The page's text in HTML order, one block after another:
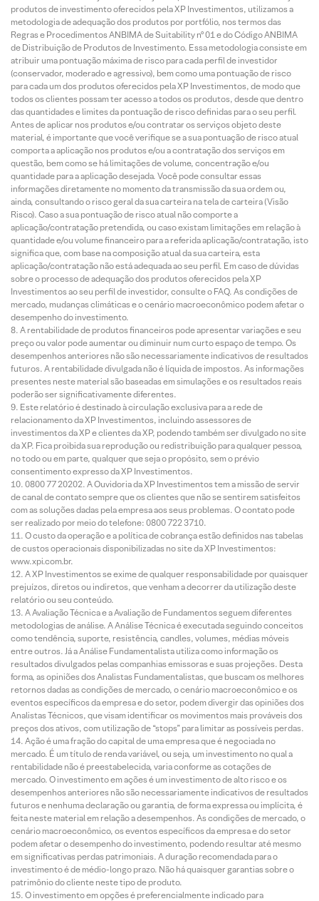
produtos de investimento oferecidos pela XP Investimentos, utilizamos a
metodologia de adequação dos produtos por portfólio, nos termos das
Regras e Procedimentos ANBIMA de Suitability nº 01 e do Código ANBIMA
de Distribuição de Produtos de Investimento. Essa metodologia consiste em
atribuir uma pontuação máxima de risco para cada perfil de investidor
(conservador, moderado e agressivo), bem como uma pontuação de risco
para cada um dos produtos oferecidos pela XP Investimentos, de modo que
todos os clientes possam ter acesso a todos os produtos, desde que dentro
das quantidades e limites da pontuação de risco definidas para o seu perfil.
Antes de aplicar nos produtos e/ou contratar os serviços objeto deste
material, é importante que você verifique se a sua pontuação de risco atual
comporta a aplicação nos produtos e/ou a contratação dos serviços em
questão, bem como se há limitações de volume, concentração e/ou
quantidade para a aplicação desejada. Você pode consultar essas
informações diretamente no momento da transmissão da sua ordem ou,
ainda, consultando o risco geral da sua carteira na tela de carteira (Visão
Risco). Caso a sua pontuação de risco atual não comporte a
aplicação/contratação pretendida, ou caso existam limitações em relação à
quantidade e/ou volume financeiro para a referida aplicação/contratação, isto
significa que, com base na composição atual da sua carteira, esta
aplicação/contratação não está adequada ao seu perfil. Em caso de dúvidas
sobre o processo de adequação dos produtos oferecidos pela XP
Investimentos ao seu perfil de investidor, consulte o FAQ. As condições de
mercado, mudanças climáticas e o cenário macroeconômico podem afetar o
desempenho do investimento.
A rentabilidade de produtos financeiros pode apresentar variações e seu
preço ou valor pode aumentar ou diminuir num curto espaço de tempo. Os
desempenhos anteriores não são necessariamente indicativos de resultados
futuros. A rentabilidade divulgada não é líquida de impostos. As informações
presentes neste material são baseadas em simulações e os resultados reais
poderão ser significativamente diferentes.
Este relatório é destinado à circulação exclusiva para a rede de
relacionamento da XP Investimentos, incluindo assessores de
investimentos da XP e clientes da XP, podendo também ser divulgado no site
da XP. Fica proibida sua reprodução ou redistribuição para qualquer pessoa,
no todo ou em parte, qualquer que seja o propósito, sem o prévio
consentimento expresso da XP Investimentos.
0800 77 20202. A Ouvidoria da XP Investimentos tem a missão de servir
de canal de contato sempre que os clientes que não se sentirem satisfeitos
com as soluções dadas pela empresa aos seus problemas. O contato pode
ser realizado por meio do telefone: 0800 722 3710.
O custo da operação e a política de cobrança estão definidos nas tabelas
de custos operacionais disponibilizadas no site da XP Investimentos:
www.xpi.com.br.
A XP Investimentos se exime de qualquer responsabilidade por quaisquer
prejuízos, diretos ou indiretos, que venham a decorrer da utilização deste
relatório ou seu conteúdo.
A Avaliação Técnica e a Avaliação de Fundamentos seguem diferentes
metodologias de análise. A Análise Técnica é executada seguindo conceitos
como tendência, suporte, resistência, candles, volumes, médias móveis
entre outros. Já a Análise Fundamentalista utiliza como informação os
resultados divulgados pelas companhias emissoras e suas projeções. Desta
forma, as opiniões dos Analistas Fundamentalistas, que buscam os melhores
retornos dadas as condições de mercado, o cenário macroeconômico e os
eventos específicos da empresa e do setor, podem divergir das opiniões dos
Analistas Técnicos, que visam identificar os movimentos mais prováveis dos
preços dos ativos, com utilização de “stops” para limitar as possíveis perdas.
Ação é uma fração do capital de uma empresa que é negociada no
mercado. É um título de renda variável, ou seja, um investimento no qual a
rentabilidade não é preestabelecida, varia conforme as cotações de
mercado. O investimento em ações é um investimento de alto risco e os
desempenhos anteriores não são necessariamente indicativos de resultados
futuros e nenhuma declaração ou garantia, de forma expressa ou implícita, é
feita neste material em relação a desempenhos. As condições de mercado, o
cenário macroeconômico, os eventos específicos da empresa e do setor
podem afetar o desempenho do investimento, podendo resultar até mesmo
em significativas perdas patrimoniais. A duração recomendada para o
investimento é de médio-longo prazo. Não há quaisquer garantias sobre o
patrimônio do cliente neste tipo de produto.
O investimento em opções é preferencialmente indicado para